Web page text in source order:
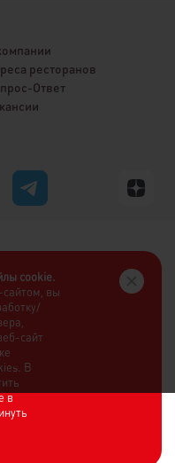
ресторанов
Ответ
cookie.
вы
сайт
В
в